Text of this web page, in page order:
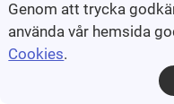
Genom att trycka
använda vår hemsida
Cookies.